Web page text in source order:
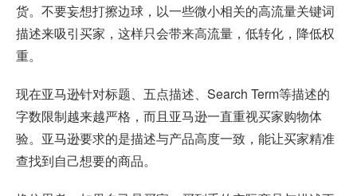
货。不要妄想打擦边球，以一些微小相关的高流量关键词
描述来吸引买家，这样只会带来高流量，低转化，降低权
重。
现在亚马逊针对标题、五点描述、Search Term等描述的
字数限制越来越严格，而且亚马逊一直重视买家购物体
验。亚马逊要求的是描述与产品高度一致，能让买家精准
查找到自己想要的商品。